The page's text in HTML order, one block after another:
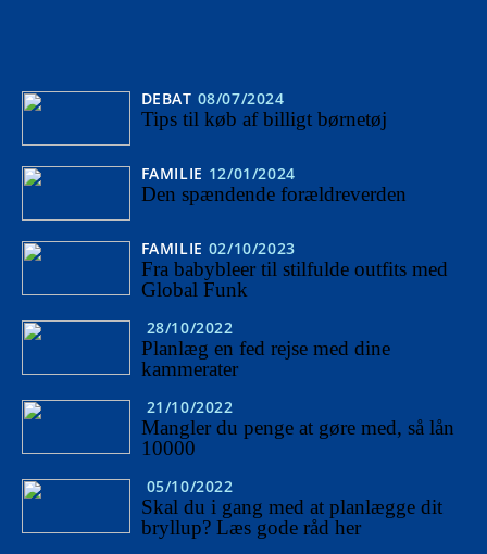
DEBAT 08/07/2024
Tips til køb af billigt børnetøj
FAMILIE 12/01/2024
Den spændende forældreverden
FAMILIE 02/10/2023
Fra babybleer til stilfulde outfits med
Global Funk
28/10/2022
Planlæg en fed rejse med dine
kammerater
21/10/2022
Mangler du penge at gøre med, så lån
10000
05/10/2022
Skal du i gang med at planlægge dit
bryllup? Læs gode råd her